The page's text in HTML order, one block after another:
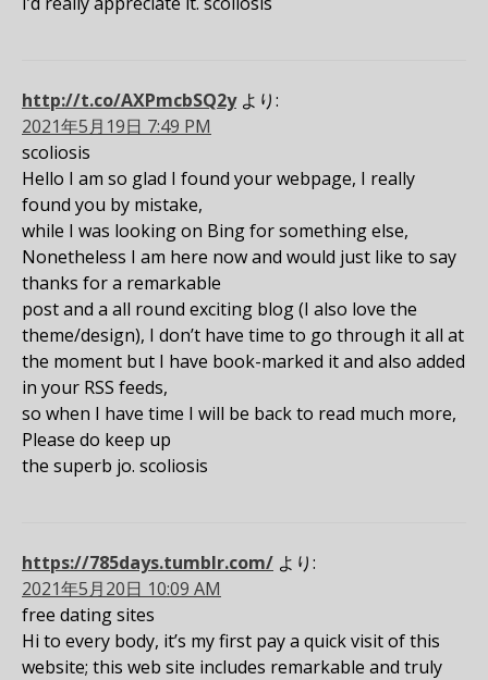
http://t.co/AXPmcbSQ2y より:
2021年5月19日 7:49 PM
scoliosis
Hello I am so glad I found your webpage, I really
found you by mistake,
while I was looking on Bing for something else,
Nonetheless I am here now and would just like to say
thanks for a remarkable
post and a all round exciting blog (I also love the
theme/design), I don’t have time to go through it all at
the moment but I have book-marked it and also added
in your RSS feeds,
so when I have time I will be back to read much more,
Please do keep up
the superb jo. scoliosis
https://785days.tumblr.com/ より:
2021年5月20日 10:09 AM
free dating sites
Hi to every body, it’s my first pay a quick visit of this
website; this web site includes remarkable and truly